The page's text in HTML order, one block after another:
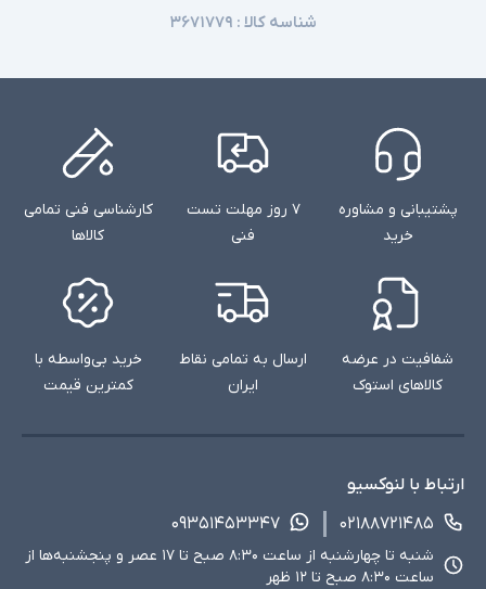
شناسه کالا : ۳۶۷۱۷۷۹
پشتیبانی و مشاوره
خرید
۷ روز مهلت تست
فنی
کارشناسی فنی تمامی
کالاها
شفافیت در عرضه
کالاهای استوک
ارسال به تمامی نقاط
ایران
خرید بی‌واسطه با
کمترین قیمت
ارتباط با لنوکسیو
۰۲۱۸۸۷۲۱۴۸۵
۰۹۳۵۱۴۵۳۳۴۷
شنبه تا چهارشنبه از ساعت ۸:۳۰ صبح تا ۱۷ عصر و پنجشنبه‌ها از
ساعت ۸:۳۰ صبح تا ۱۲ ظهر